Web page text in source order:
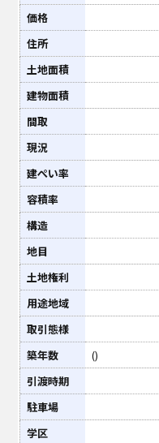
価格
住所
土地面積
建物面積
間取
現況
建ぺい率
容積率
構造
地目
土地権利
用途地域
取引態様
築年数
()
引渡時期
駐車場
学区